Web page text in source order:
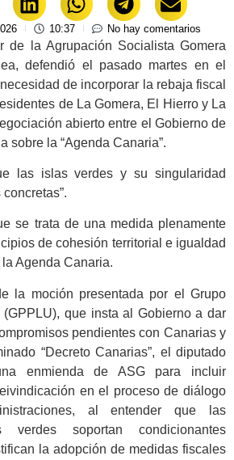
10:37 No hay comentarios
de la Agrupación Socialista Gomera
defendió el pasado martes en el
de incorporar la rebaja fiscal
de La Gomera, El Hierro y La
abierto entre el Gobierno de
sobre la “Agenda Canaria”.
las islas verdes y su singularidad
se trata de una medida plenamente
de cohesión territorial e igualdad
Agenda Canaria.
la moción presentada por el Grupo
(GPPLU), que insta al Gobierno a dar
pendientes con Canarias y
“Decreto Canarias”, el diputado
enmienda de ASG para incluir
en el proceso de diálogo
al entender que las
verdes soportan condicionantes
la adopción de medidas fiscales